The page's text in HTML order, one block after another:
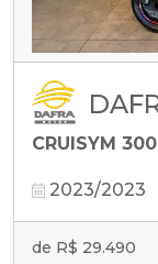
CRUISYM 300
2023/2023
de R$ 29.490